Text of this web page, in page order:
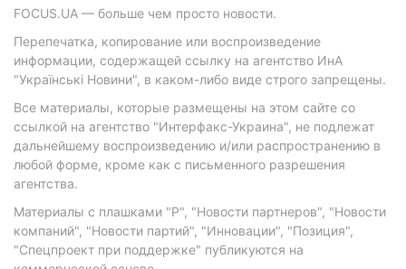
FOCUS.UA — больше чем просто новости.
Перепечатка, копирование или воспроизведение
информации, содержащей ссылку на агентство ИнА
"Українські Новини", в каком-либо виде строго запрещены.
Все материалы, которые размещены на этом сайте со
ссылкой на агентство "Интерфакс-Украина", не подлежат
дальнейшему воспроизведению и/или распространению в
любой форме, кроме как с письменного разрешения
агентства.
Материалы с плашками "Р", "Новости партнеров", "Новости
компаний", "Новости партий", "Инновации", "Позиция",
"Спецпроект при поддержке" публикуются на